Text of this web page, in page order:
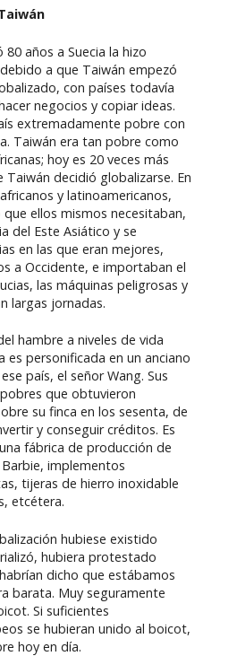
años a Suecia la hizo
a que Taiwán empezó
con países todavía
negocios y copiar ideas.
extremadamente pobre con
Taiwán era tan pobre como
hoy es 20 veces más
Taiwán decidió globalizarse. En
y latinoamericanos,
ellos mismos necesitaban,
del Este Asiático y se
en las que eran mejores,
a Occidente, e importaban el
las máquinas peligrosas y
largas jornadas.
hambre a niveles de vida
es personificada en un anciano
país, el señor Wang. Sus
que obtuvieron
su finca en los sesenta, de
y conseguir créditos. Es
fábrica de producción de
implementos
tijeras de hierro inoxidable
etcétera.
hubiese existido
hubiera protestado
dicho que estábamos
barata. Muy seguramente
Si suficientes
se hubieran unido al boicot,
hoy en día.